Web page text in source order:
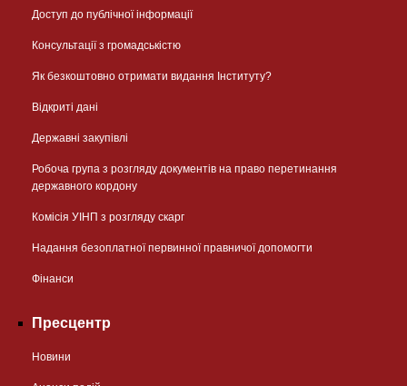
Доступ до публічної інформації
Консультації з громадськістю
Як безкоштовно отримати видання Інституту?
Відкриті дані
Державні закупівлі
Робоча група з розгляду документів на право перетинання
державного кордону
Комісія УІНП з розгляду скарг
Надання безоплатної первинної правничої допомогти
Фінанси
Пресцентр
Новини